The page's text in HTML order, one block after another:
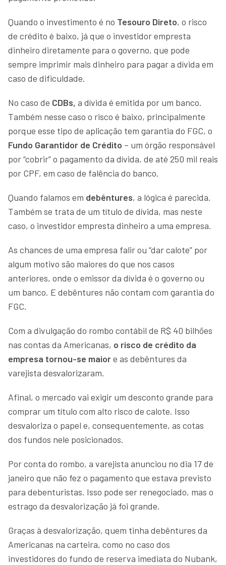
Quando o investimento é no Tesouro Direto, o risco
de crédito é baixo, já que o investidor empresta
dinheiro diretamente para o governo, que pode
sempre imprimir mais dinheiro para pagar a dívida em
caso de dificuldade.
No caso de CDBs, a dívida é emitida por um banco.
Também nesse caso o risco é baixo, principalmente
porque esse tipo de aplicação tem garantia do FGC, o
Fundo Garantidor de Crédito – um órgão responsável
por “cobrir” o pagamento da dívida, de até 250 mil reais
por CPF, em caso de falência do banco.
Quando falamos em debêntures, a lógica é parecida.
Também se trata de um título de dívida, mas neste
caso, o investidor empresta dinheiro a uma empresa.
As chances de uma empresa falir ou “dar calote” por
algum motivo são maiores do que nos casos
anteriores, onde o emissor da dívida é o governo ou
um banco. E debêntures não contam com garantia do
FGC.
Com a divulgação do rombo contábil de R$ 40 bilhões
nas contas da Americanas, o risco de crédito da
empresa tornou-se maiore as debêntures da
varejista desvalorizaram.
Afinal, o mercado vai exigir um desconto grande para
comprar um título com alto risco de calote. Isso
desvaloriza o papel e, consequentemente, as cotas
dos fundos nele posicionados.
Por conta do rombo, a varejista anunciou no dia 17 de
janeiro que não fez o pagamento que estava previsto
para debenturistas. Isso pode ser renegociado, mas o
estrago da desvalorização já foi grande.
Graças à desvalorização, quem tinha debêntures da
Americanas na carteira, como no caso dos
investidores do fundo de reserva imediata do Nubank,